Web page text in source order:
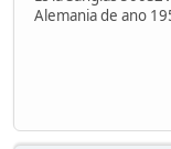
Alemania de ano